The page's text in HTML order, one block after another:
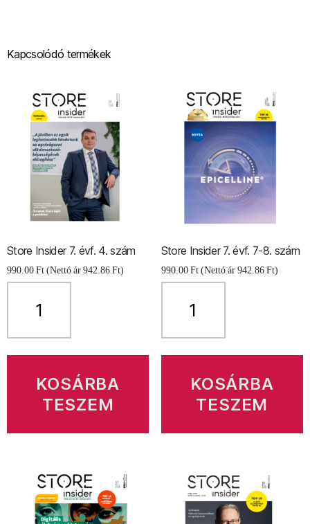
Kapcsolódó termékek
Store Insider 7. évf. 4. szám
990.00Ft(Nettó ár942.86Ft)
évf.
mennyiségKOSÁRBA
TESZEM
Store Insider 7. évf. 7-8. szám
990.00Ft (Nettó ár942.86Ft)
Insider
évf.
KOSÁRBA
TESZEM